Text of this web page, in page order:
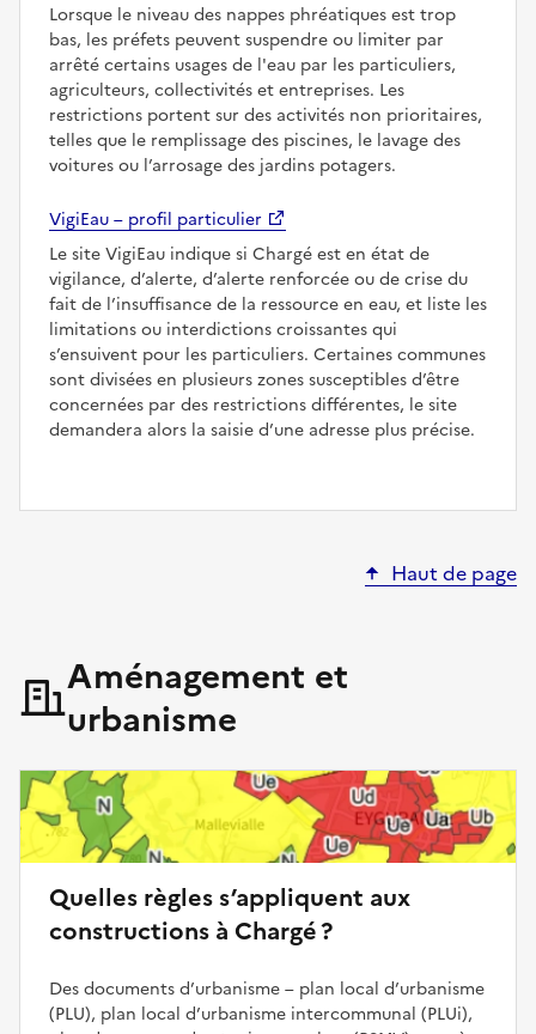
Lorsque le niveau des nappes phréatiques est trop
bas, les préfets peuvent suspendre ou limiter par
arrêté certains usages de l'eau par les particuliers,
agriculteurs, collectivités et entreprises. Les
restrictions portent sur des activités non prioritaires,
telles que le remplissage des piscines, le lavage des
voitures ou l’arrosage des jardins potagers.
VigiEau – profil particulier
Le site VigiEau indique si Chargé est en état de
vigilance, d’alerte, d’alerte renforcée ou de crise du
fait de l’insuffisance de la ressource en eau, et liste les
limitations ou interdictions croissantes qui
s’ensuivent pour les particuliers. Certaines communes
sont divisées en plusieurs zones susceptibles d’être
concernées par des restrictions différentes, le site
demandera alors la saisie d’une adresse plus précise.
Haut de page
Aménagement et
urbanisme
Quelles règles s’appliquent aux
constructions à Chargé ?
Des documents d’urbanisme – plan local d’urbanisme
(PLU), plan local d’urbanisme intercommunal (PLUi),